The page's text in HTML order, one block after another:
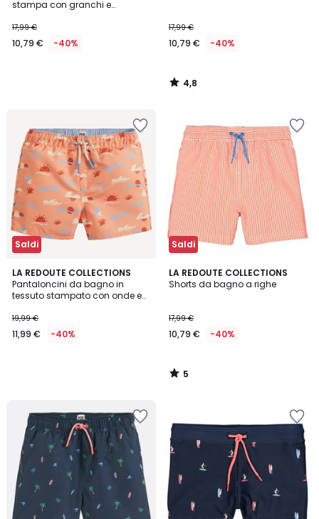
stampa con granchi e
€
Invece
sconto
applicato.
17,99 €
10,79 € -40%
17,99 €
10,79 € -40%
4,8
/
Saldi
LA REDOUTE COLLECTIONS
Pantaloncini da bagno in
tessuto stampato con onde e
19,99 €
11,99 € -40%
Saldi
LA REDOUTE COLLECTIONS
Shorts da bagno a righe
17,99 €
10,79 € -40%
5
/
5
/